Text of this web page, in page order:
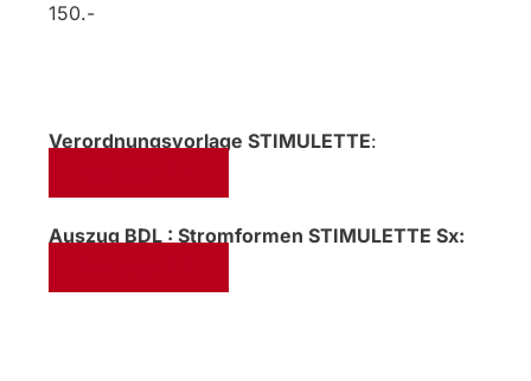
150.-
Verordnungsvorlage STIMULETTE:
Auszug BDL : Stromformen STIMULETTE Sx: